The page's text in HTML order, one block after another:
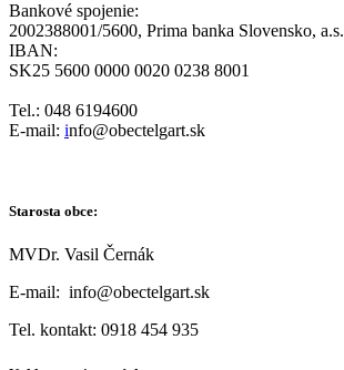
Bankové spojenie:
2002388001/5600, Prima banka Slovensko, a.s.
IBAN:
SK25 5600 0000 0020 0238 8001
Tel.: 048 6194600
E-mail: info@obectelgart.sk
Starosta obce:
MVDr. Vasil Černák
E-mail: info@obectelgart.sk
Tel. kontakt: 0918 454 935